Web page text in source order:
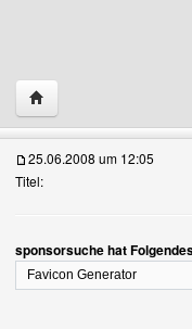
Website dieses
Profile anzeigen
25.06.2008 um 12:05
Titel:
sponsorsuche hat
Favicon Generator